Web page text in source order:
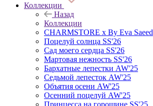
Коллекции
Назад
Коллекции
CHARMSTORE х By Eva Saeed
Поцелуй солнца SS'26
Сад моего сердца SS'26
Мартовая нежность SS'26
Бархатные лепестки AW'25
Седьмой лепесток AW'25
Объятия осени AW'25
Осенний поцелуй AW'25
Принцесса на горошине SS'25